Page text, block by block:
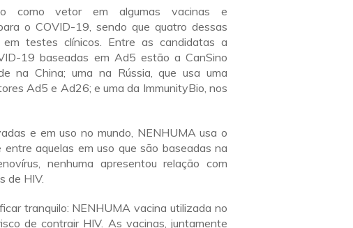
como vetor em algumas vacinas e
o COVID-19, sendo que quatro dessas
testes clínicos. Entre as candidatas a
19 baseadas em Ad5 estão a CanSino
na China; uma na Rússia, que usa uma
Ad5 e Ad26; e uma da ImmunityBio, nos
e em uso no mundo, NENHUMA usa o
aquelas em uso que são baseadas na
nenhuma apresentou relação com
de HIV.
tranquilo: NENHUMA vacina utilizada no
de contrair HIV. As vacinas, juntamente